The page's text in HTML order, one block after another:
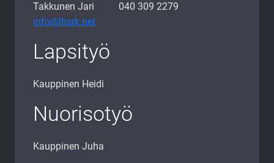
Takkunen Jari 040 309 2279
info@lhsrk.net
Lapsityö
Kauppinen Heidi
Nuorisotyö
Kauppinen Juha